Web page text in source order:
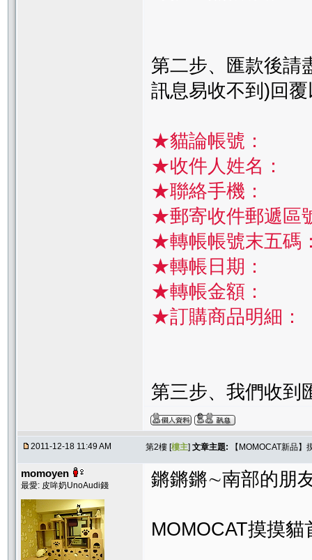
第二步、匯款後請
訊息易收不到)回
★貓論帳號：
★收件人姓名：
★聯絡手機：
★郵寄收件郵遞區
★轉帳帳號末五碼
★轉帳日期：
★轉帳金額：
★訂購商品明細：
第三步、我們收到
2011-12-18 11:49 AM 第2樓 [樓主] 文章主題: 【MOMOCAT新品
momoyen
最愛: 皮哞奶UnoAudi錢 鏘鏘鏘∼南部的朋
MOMOCAT摸摸